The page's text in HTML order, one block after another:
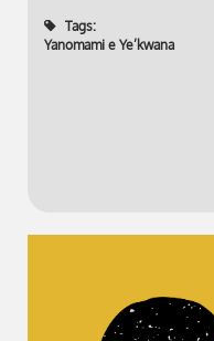
Tags:
Yanomami e Ye’kwana